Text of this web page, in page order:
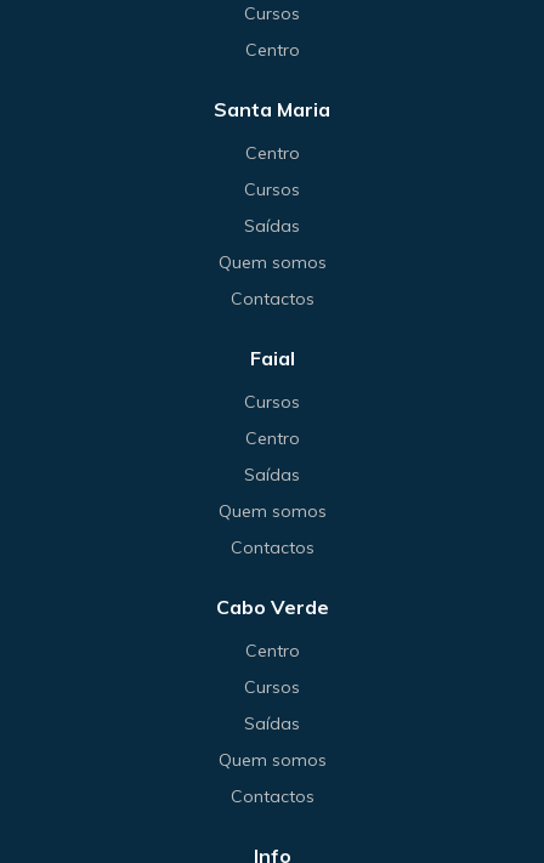
Cursos
Centro
Santa Maria
Centro
Cursos
Saídas
Quem somos
Contactos
Faial
Cursos
Centro
Saídas
Quem somos
Contactos
Cabo Verde
Centro
Cursos
Saídas
Quem somos
Contactos
Info